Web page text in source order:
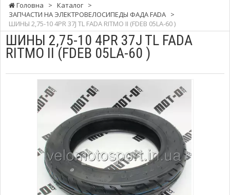
Головна > Каталог >
ЗАПЧАСТИ НА ЭЛЕКТРОВЕЛОСИПЕДЫ ФАДА FADA >
ШИНЫ 2,75-10 4PR 37J TL FADA RITMO II (FDEB 05LA-60 )
ШИНЫ 2,75-10 4PR 37J TL FADA
RITMO II (FDEB 05LA-60 )